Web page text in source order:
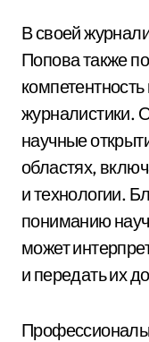
В своей
Попова также
журналистики.
научные
областях,
и технологии.
пониманию
может
и передать их